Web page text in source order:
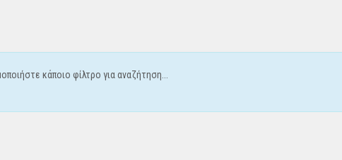
κάποιο φίλτρο για αναζήτηση...